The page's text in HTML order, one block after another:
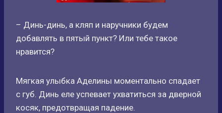
– Динь-динь, а кляп и наручники будем
добавлять в пятый пункт? Или тебе такое
нравится?
Мягкая улыбка Аделины моментально спадает
с губ. Динь еле успевает ухватиться за дверной
косяк, предотвращая падение.